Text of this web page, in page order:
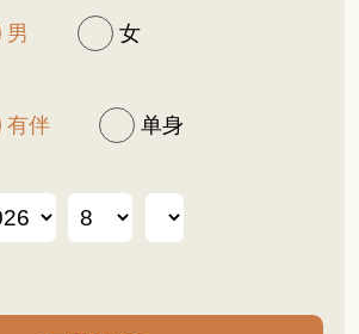
男 女
有伴 单身